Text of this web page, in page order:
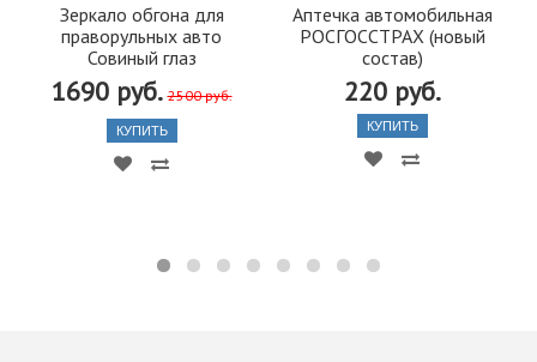
Зеркало обгона для
праворульных авто
Совиный глаз
1690 руб. 2500 руб.
КУПИТЬ
Аптечка автомобильная
РОСГОССТРАХ (новый
состав)
220 руб.
КУПИТЬ